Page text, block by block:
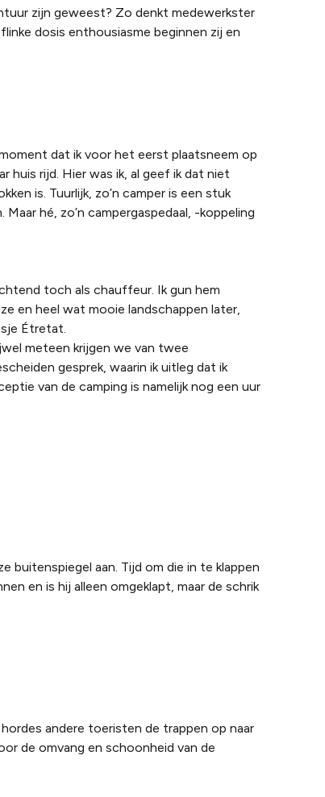
zijn geweest? Zo denkt medewerkster
dosis enthousiasme beginnen zij en
dat ik voor het eerst plaatsneem op
huis rijd. Hier was ik, al geef ik dat niet
is. Tuurlijk, zo’n camper is een stuk
hé, zo’n campergaspedaal, -koppeling
toch als chauffeur. Ik gun hem
en heel wat mooie landschappen later,
Étretat.
meteen krijgen we van twee
gesprek, waarin ik uitleg dat ik
van de camping is namelijk nog een uur
buitenspiegel aan. Tijd om die in te klappen
en is hij alleen omgeklapt, maar de schrik
andere toeristen de trappen op naar
de omvang en schoonheid van de